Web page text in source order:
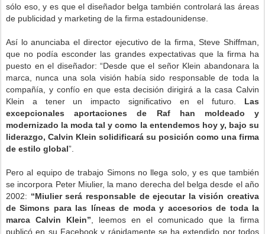
sólo eso, y es que el diseñador belga también controlará las áreas
de publicidad y marketing de la firma estadounidense.
Así lo anunciaba el director ejecutivo de la firma, Steve Shiffman,
que no podía esconder las grandes expectativas que la firma ha
puesto en el diseñador: “Desde que el señor Klein abandonara la
marca, nunca una sola visión había sido responsable de toda la
compañía, y confío en que esta decisión dirigirá a la casa Calvin
Klein a tener un impacto significativo en el futuro. Las
excepcionales aportaciones de Raf han moldeado y
modernizado la moda tal y como la entendemos hoy y, bajo su
liderazgo, Calvin Klein solidificará su posición como una firma
de estilo global”.
Pero al equipo de trabajo Simons no llega solo, y es que también
se incorpora Peter Miulier, la mano derecha del belga desde el año
2002: “Miulier será responsable de ejecutar la visión creativa
de Simons para las líneas de moda y accesorios de toda la
marca Calvin Klein” , leemos en el comunicado que la firma
publicó en su Facebook y rápidamente se ha extendido por todos